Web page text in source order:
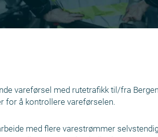
vareførsel med rutetrafikk til/fra
for å kontrollere vareførselen.
med flere varestrømmer